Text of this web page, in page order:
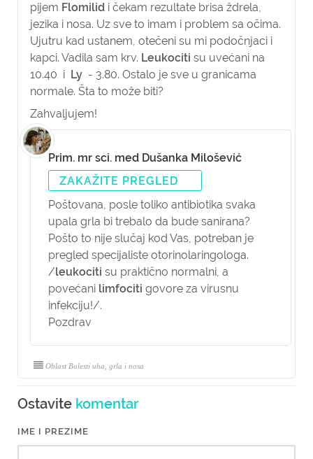
pijem Flomilid i čekam rezultate brisa ždrela,
jezika i nosa. Uz sve to imam i problem sa očima.
Ujutru kad ustanem, otečeni su mi podočnjaci i
kapci. Vadila sam krv. Leukociti su uvećani na
10.40 i Ly - 3.80. Ostalo je sve u granicama
normale. Šta to može biti?
Zahvaljujem!
Prim. mr sci. med Dušanka Milošević
ZAKAŽITE PREGLED
Poštovana, posle toliko antibiotika svaka
upala grla bi trebalo da bude sanirana?
Pošto to nije slučaj kod Vas, potreban je
pregled specijaliste otorinolaringologa.
/leukociti su praktično normalni, a
povećani limfociti govore za virusnu
infekciju!/.
Pozdrav
Oblast Bolesti uha, grla i nosa
Ostavite komentar
IME I PREZIME